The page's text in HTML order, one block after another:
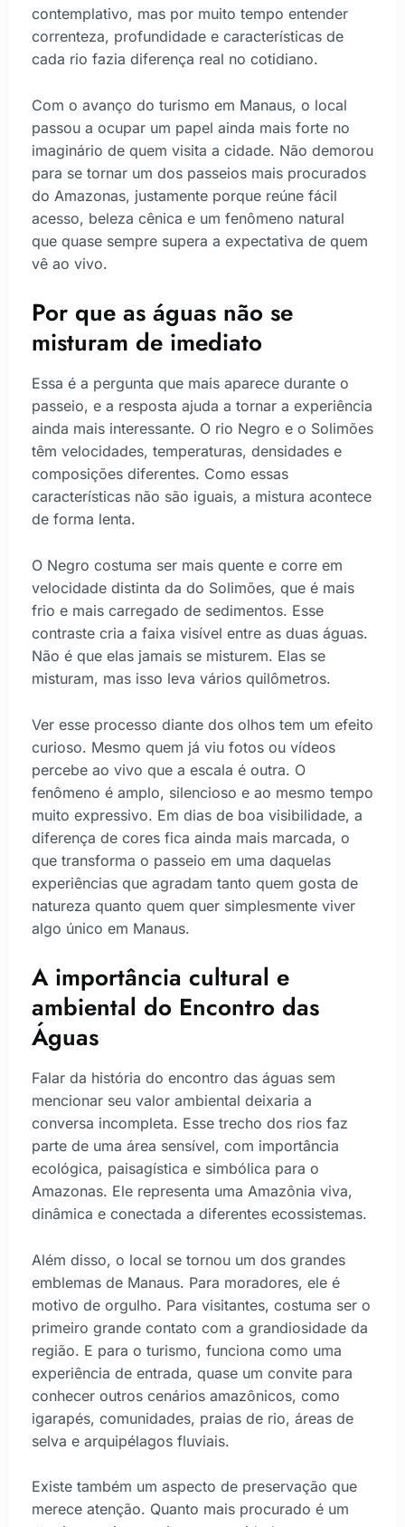
contemplativo, mas por muito tempo entender
correnteza, profundidade e características de
cada rio fazia diferença real no cotidiano.
Com o avanço do turismo em Manaus, o local
passou a ocupar um papel ainda mais forte no
imaginário de quem visita a cidade. Não demorou
para se tornar um dos passeios mais procurados
do Amazonas, justamente porque reúne fácil
acesso, beleza cênica e um fenômeno natural
que quase sempre supera a expectativa de quem
vê ao vivo.
Por que as águas não se
misturam de imediato
Essa é a pergunta que mais aparece durante o
passeio, e a resposta ajuda a tornar a experiência
ainda mais interessante. O rio Negro e o Solimões
têm velocidades, temperaturas, densidades e
composições diferentes. Como essas
características não são iguais, a mistura acontece
de forma lenta.
O Negro costuma ser mais quente e corre em
velocidade distinta da do Solimões, que é mais
frio e mais carregado de sedimentos. Esse
contraste cria a faixa visível entre as duas águas.
Não é que elas jamais se misturem. Elas se
misturam, mas isso leva vários quilômetros.
Ver esse processo diante dos olhos tem um efeito
curioso. Mesmo quem já viu fotos ou vídeos
percebe ao vivo que a escala é outra. O
fenômeno é amplo, silencioso e ao mesmo tempo
muito expressivo. Em dias de boa visibilidade, a
diferença de cores fica ainda mais marcada, o
que transforma o passeio em uma daquelas
experiências que agradam tanto quem gosta de
natureza quanto quem quer simplesmente viver
algo único em Manaus.
A importância cultural e
ambiental do Encontro das
Águas
Falar da história do encontro das águas sem
mencionar seu valor ambiental deixaria a
conversa incompleta. Esse trecho dos rios faz
parte de uma área sensível, com importância
ecológica, paisagística e simbólica para o
Amazonas. Ele representa uma Amazônia viva,
dinâmica e conectada a diferentes ecossistemas.
Além disso, o local se tornou um dos grandes
emblemas de Manaus. Para moradores, ele é
motivo de orgulho. Para visitantes, costuma ser o
primeiro grande contato com a grandiosidade da
região. E para o turismo, funciona como uma
experiência de entrada, quase um convite para
conhecer outros cenários amazônicos, como
igarapés, comunidades, praias de rio, áreas de
selva e arquipélagos fluviais.
Existe também um aspecto de preservação que
merece atenção. Quanto mais procurado é um